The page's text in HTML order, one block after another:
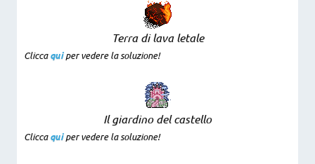
Terra di lava letale
Cliccaquiper vedere la soluzione!
Il giardino del castello
Cliccaquiper vedere la soluzione!